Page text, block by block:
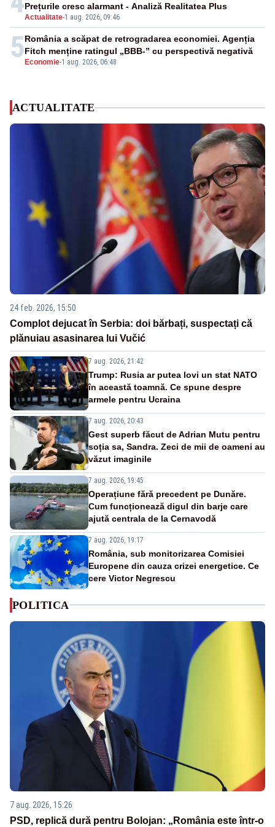
Actualitate-1 aug. 2026, 09:46
Prețurile cresc alarmant - Analiză Realitatea Plus
5 Economie-1 aug. 2026, 06:48
România a scăpat de retrogradarea economiei. Agenția
Fitch menține ratingul „BBB-” cu perspectivă negativă
ACTUALITATE
24 feb. 2026, 15:50
Complot dejucat în Serbia: doi bărbați, suspectați că
plănuiau asasinarea lui Vučić
7 aug. 2026, 21:42
Trump: Rusia ar putea lovi un stat NATO
în această toamnă. Ce spune despre
armele pentru Ucraina
7 aug. 2026, 20:43
Gest superb făcut de Adrian Mutu pentru
soția sa, Sandra. Zeci de mii de oameni au
văzut imaginile
7 aug. 2026, 19:45
Operațiune fără precedent pe Dunăre.
Cum funcționează digul din barje care
ajută centrala de la Cernavodă
7 aug. 2026, 19:17
România, sub monitorizarea Comisiei
Europene din cauza crizei energetice. Ce
cere Victor Negrescu
POLITICA
7 aug. 2026, 15:26
PSD, replică dură pentru Bolojan: „România este într-o